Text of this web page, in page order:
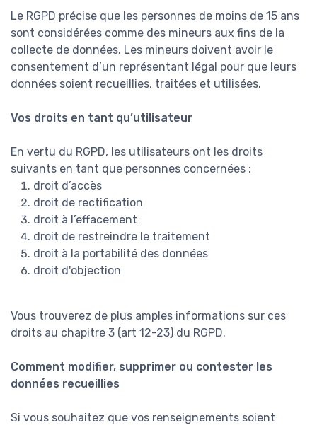
Le RGPD précise que les personnes de moins de 15 ans
sont considérées comme des mineurs aux fins de la
collecte de données. Les mineurs doivent avoir le
consentement d’un représentant légal pour que leurs
données soient recueillies, traitées et utilisées.
Vos droits en tant qu’utilisateur
En vertu du RGPD, les utilisateurs ont les droits
suivants en tant que personnes concernées :
droit d’accès
droit de rectification
droit à l’effacement
droit de restreindre le traitement
droit à la portabilité des données
droit d'objection
Vous trouverez de plus amples informations sur ces
droits au chapitre 3 (art 12-23) du RGPD.
Comment modifier, supprimer ou contester les
données recueillies
Si vous souhaitez que vos renseignements soient